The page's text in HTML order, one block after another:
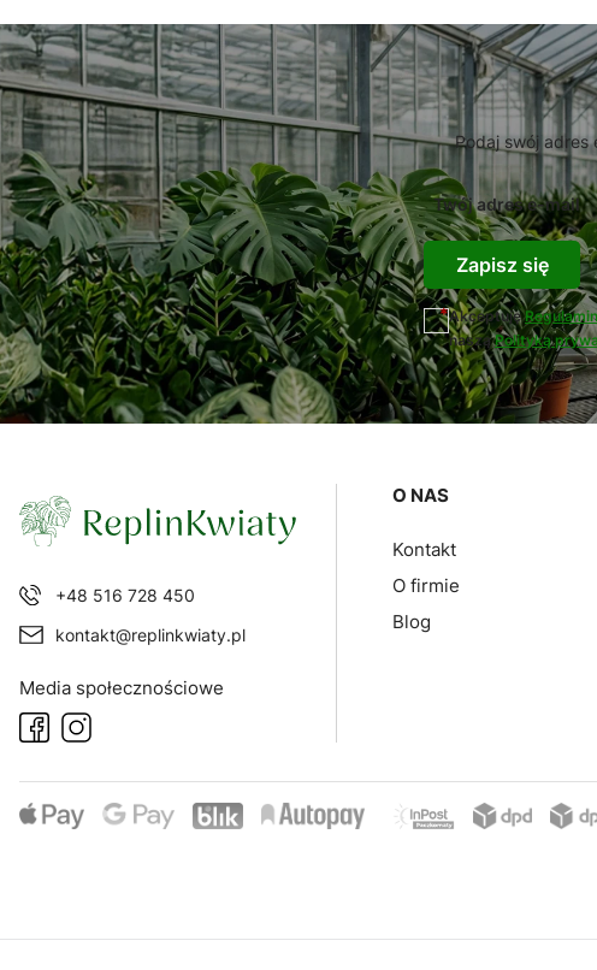
Podaj swój adres
Twój adres e-mail
Zapisz się
AkceptujęRegulamin
nasząPolityką
+48 516 728 450
kontakt@replinkwiaty.pl
Media społecznościowe
Linki w stopce
O NAS
Kontakt
O firmie
Blog